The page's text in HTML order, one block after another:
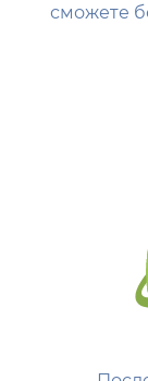
сможете